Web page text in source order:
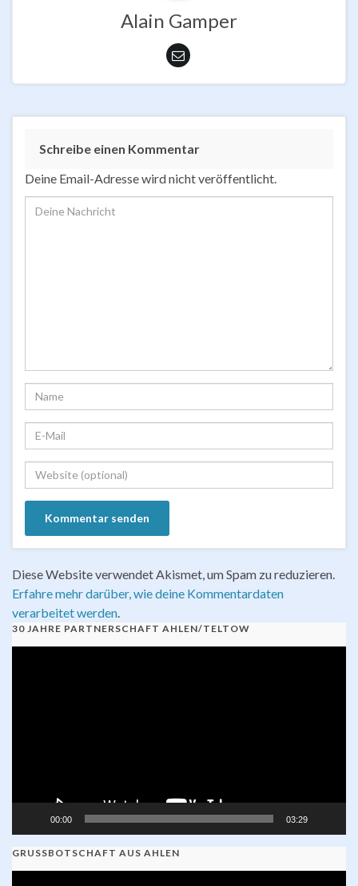
Alain Gamper
Schreibe einen Kommentar
Deine Email-Adresse wird nicht veröffentlicht.
Diese Website verwendet Akismet, um Spam zu reduzieren.
Erfahre mehr darüber, wie deine Kommentardaten
verarbeitet werden.
30 JAHRE PARTNERSCHAFT AHLEN/TELTOW
00:00 03:29
GRUSSBOTSCHAFT AUS AHLEN